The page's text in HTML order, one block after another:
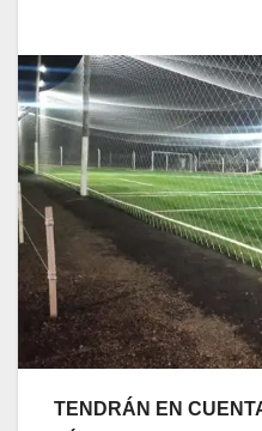
TENDRÁN EN